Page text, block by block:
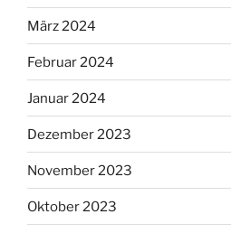
März 2024
Februar 2024
Januar 2024
Dezember 2023
November 2023
Oktober 2023